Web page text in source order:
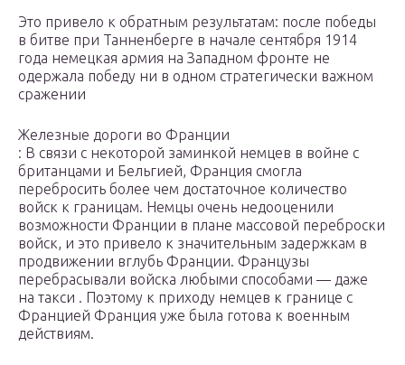
Это привело к обратным результатам: после победы
в битве при Танненберге в начале сентября 1914
года немецкая армия на Западном фронте не
одержала победу ни в одном стратегически важном
сражении
Железные дороги во Франции
: В связи с некоторой заминкой немцев в войне с
британцами и Бельгией, Франция смогла
перебросить более чем достаточное количество
войск к границам. Немцы очень недооценили
возможности Франции в плане массовой переброски
войск, и это привело к значительным задержкам в
продвижении вглубь Франции. Французы
перебрасывали войска любыми способами — даже
на такси . Поэтому к приходу немцев к границе с
Францией Франция уже была готова к военным
действиям.